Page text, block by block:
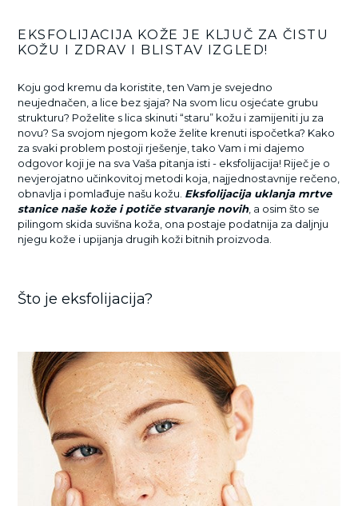
EKSFOLIJACIJA KOŽE JE KLJUČ ZA ČISTU
KOŽU I ZDRAV I BLISTAV IZGLED!
Koju god kremu da koristite, ten Vam je svejedno
neujednačen, a lice bez sjaja? Na svom licu osjećate grubu
strukturu? Poželite s lica skinuti “staru” kožu i zamijeniti ju za
novu? Sa svojom njegom kože želite krenuti ispočetka? Kako
za svaki problem postoji rješenje, tako Vam i mi dajemo
odgovor koji je na sva Vaša pitanja isti - eksfolijacija! Riječ je o
nevjerojatno učinkovitoj metodi koja, najjednostavnije rečeno,
obnavlja i pomlađuje našu kožu. Eksfolijacija uklanja mrtve
stanice naše kože i potiče stvaranje novih, a osim što se
pilingom skida suvišna koža, ona postaje podatnija za daljnju
njegu kože i upijanja drugih koži bitnih proizvoda.
Što je eksfolijacija?